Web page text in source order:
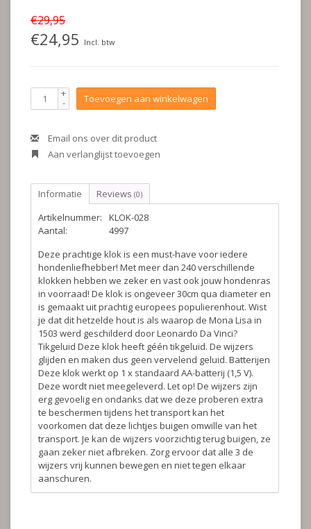
€29,95
€24,95 Incl. btw
+
- Toevoegen aan winkelwagen
Email ons over dit product
Aan verlanglijst toevoegen
Informatie Reviews (0)
Artikelnummer:
KLOK-028
Aantal:
4997
Deze prachtige klok is een must-have voor iedere
hondenliefhebber! Met meer dan 240 verschillende
klokken hebben we zeker en vast ook jouw hondenras
in voorraad! De klok is ongeveer 30cm qua diameter en
is gemaakt uit prachtig europees populierenhout. Wist
je dat dit hetzelde hout is als waarop de Mona Lisa in
1503 werd geschilderd door Leonardo Da Vinci?
Tikgeluid Deze klok heeft géén tikgeluid. De wijzers
glijden en maken dus geen vervelend geluid. Batterijen
Deze klok werkt op 1 x standaard AA-batterij (1,5 V).
Deze wordt niet meegeleverd. Let op! De wijzers zijn
erg gevoelig en ondanks dat we deze proberen extra
te beschermen tijdens het transport kan het
voorkomen dat deze lichtjes buigen omwille van het
transport. Je kan de wijzers voorzichtig terug buigen, ze
gaan zeker niet afbreken. Zorg ervoor dat alle 3 de
wijzers vrij kunnen bewegen en niet tegen elkaar
aanschuren.